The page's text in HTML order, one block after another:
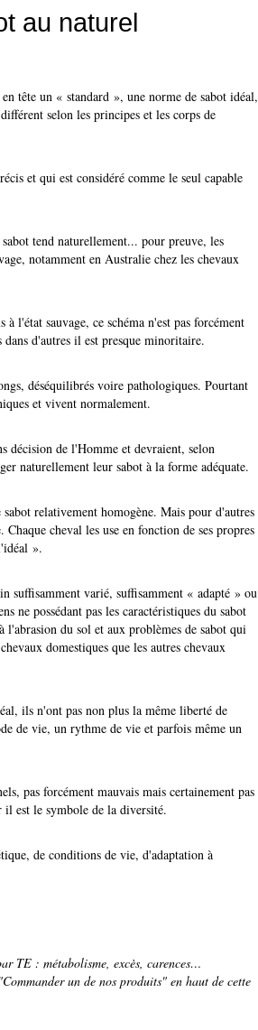
au naturel
tête un « standard », une norme de sabot idéal,
selon les principes et les corps de
et qui est considéré comme le seul capable
tend naturellement... pour preuve, les
notamment en Australie chez les chevaux
l'état sauvage, ce schéma n'est pas forcément
d'autres il est presque minoritaire.
déséquilibrés voire pathologiques. Pourtant
et vivent normalement.
décision de l'Homme et devraient, selon
naturellement leur sabot à la forme adéquate.
relativement homogène. Mais pour d'autres
cheval les use en fonction de ses propres
».
suffisamment varié, suffisamment « adapté » ou
ne possédant pas les caractéristiques du sabot
du sol et aux problèmes de sabot qui
domestiques que les autres chevaux
ils n'ont pas non plus la même liberté de
de vie, un rythme de vie et parfois même un
pas forcément mauvais mais certainement pas
est le symbole de la diversité.
de conditions de vie, d'adaptation à
TE : métabolisme, excès, carences…
un de nos produits" en haut de cette